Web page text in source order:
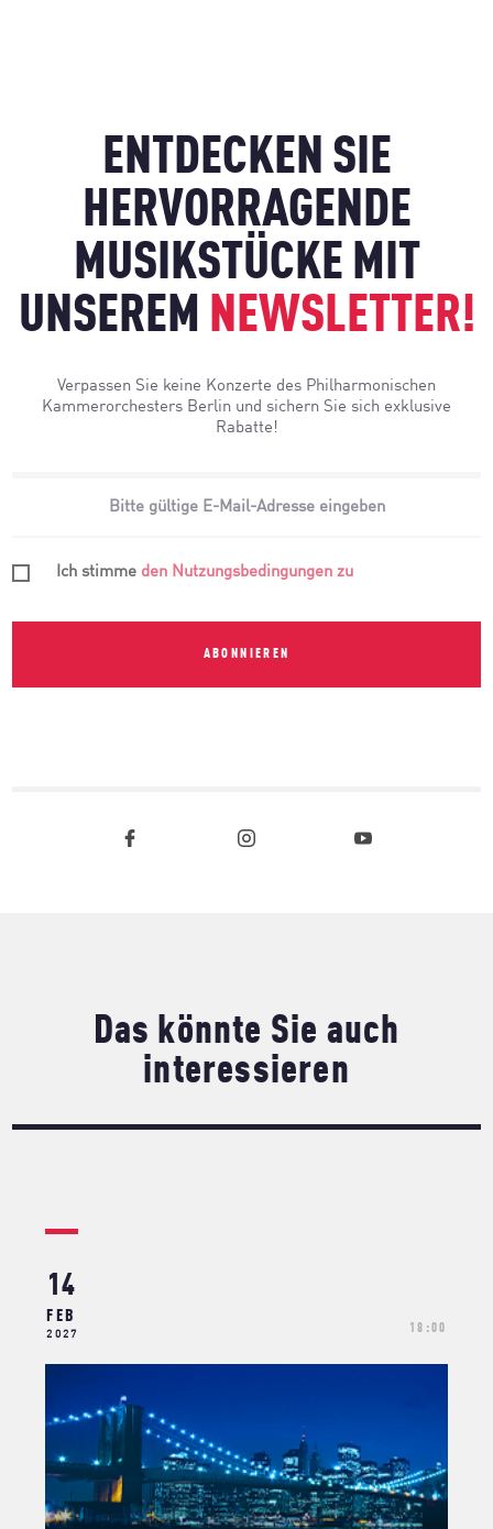
ENTDECKEN SIE
HERVORRAGENDE
MUSIKSTÜCKE MIT
UNSEREM NEWSLETTER!
Verpassen Sie keine Konzerte des Philharmonischen
Kammerorchesters Berlin und sichern Sie sich exklusive
Rabatte!
Ich stimme den Nutzungsbedingungen zu
ABONNIEREN
Das könnte Sie auch
interessieren
14
FEB
2027 18:00